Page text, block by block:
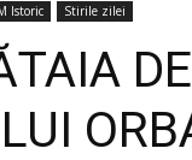
Istoric Stirile zilei